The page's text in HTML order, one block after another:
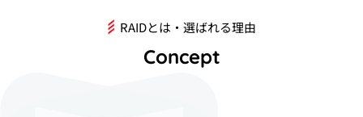
RAIDとは・選ばれる理由
Concept